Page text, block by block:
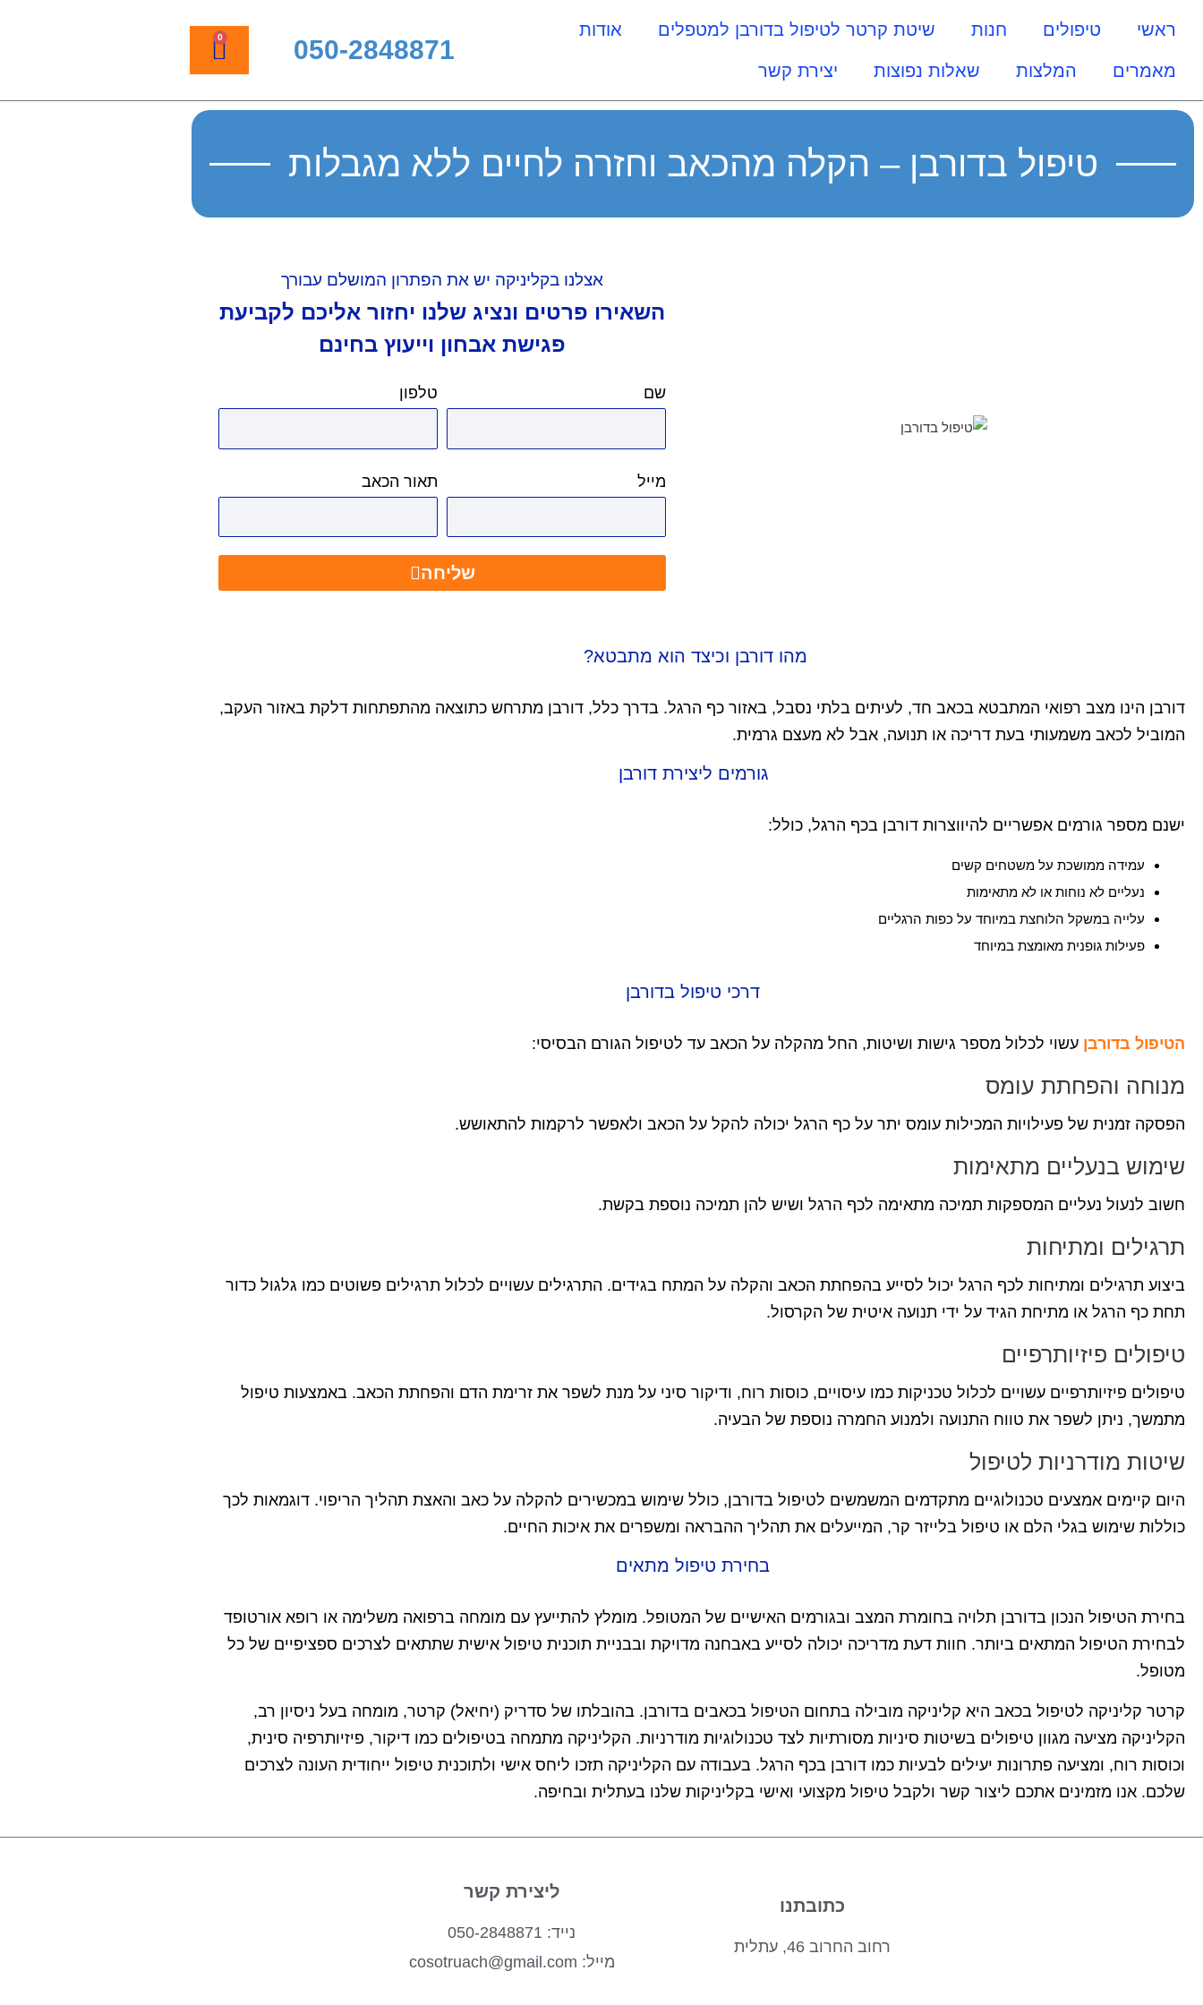
ראשי טיפולים חנות שיטת קרטר לטיפול בדורבן למטפלים אודות
מאמרים המלצות שאלות נפוצות יצירת קשר
050-2848871
0
טיפול בדורבן – הקלה מהכאב וחזרה לחיים ללא מגבלות
אצלנו בקליניקה יש את הפתרון המושלם עבורך
השאירו פרטים ונציג שלנו יחזור אליכם לקביעת
פגישת אבחון וייעוץ בחינם
שם טלפון
מייל תאור הכאב
שליחה
מהו דורבן וכיצד הוא מתבטא?
דורבן הינו מצב רפואי המתבטא בכאב חד, לעיתים בלתי נסבל, באזור כף הרגל. בדרך כלל, דורבן מתרחש כתוצאה מהתפתחות דלקת באזור העקב,
המוביל לכאב משמעותי בעת דריכה או תנועה, אבל לא מעצם גרמית.
גורמים ליצירת דורבן
ישנם מספר גורמים אפשריים להיווצרות דורבן בכף הרגל, כולל:
עמידה ממושכת על משטחים קשים
נעליים לא נוחות או לא מתאימות
עלייה במשקל הלוחצת במיוחד על כפות הרגליים
פעילות גופנית מאומצת במיוחד
דרכי טיפול בדורבן
הטיפול בדורבן עשוי לכלול מספר גישות ושיטות, החל מהקלה על הכאב עד לטיפול הגורם הבסיסי:
מנוחה והפחתת עומס
הפסקה זמנית של פעילויות המכילות עומס יתר על כף הרגל יכולה להקל על הכאב ולאפשר לרקמות להתאושש.
שימוש בנעליים מתאימות
חשוב לנעול נעליים המספקות תמיכה מתאימה לכף הרגל ושיש להן תמיכה נוספת בקשת.
תרגילים ומתיחות
ביצוע תרגילים ומתיחות לכף הרגל יכול לסייע בהפחתת הכאב והקלה על המתח בגידים. התרגילים עשויים לכלול תרגילים פשוטים כמו גלגול כדור
תחת כף הרגל או מתיחת הגיד על ידי תנועה איטית של הקרסול.
טיפולים פיזיותרפיים
טיפולים פיזיותרפיים עשויים לכלול טכניקות כמו עיסויים, כוסות רוח, ודיקור סיני על מנת לשפר את זרימת הדם והפחתת הכאב. באמצעות טיפול
מתמשך, ניתן לשפר את טווח התנועה ולמנוע החמרה נוספת של הבעיה.
שיטות מודרניות לטיפול
היום קיימים אמצעים טכנולוגיים מתקדמים המשמשים לטיפול בדורבן, כולל שימוש במכשירים להקלה על כאב והאצת תהליך הריפוי. דוגמאות לכך
כוללות שימוש בגלי הלם או טיפול בלייזר קר, המייעלים את תהליך ההבראה ומשפרים את איכות החיים.
בחירת טיפול מתאים
בחירת הטיפול הנכון בדורבן תלויה בחומרת המצב ובגורמים האישיים של המטופל. מומלץ להתייעץ עם מומחה ברפואה משלימה או רופא אורטופד
לבחירת הטיפול המתאים ביותר. חוות דעת מדריכה יכולה לסייע באבחנה מדויקת ובבניית תוכנית טיפול אישית שתתאים לצרכים ספציפיים של כל
מטופל.
קרטר קליניקה לטיפול בכאב היא קליניקה מובילה בתחום הטיפול בכאבים בדורבן. בהובלתו של סדריק (יחיאל) קרטר, מומחה בעל ניסיון רב,
הקליניקה מציעה מגוון טיפולים בשיטות סיניות מסורתיות לצד טכנולוגיות מודרניות. הקליניקה מתמחה בטיפולים כמו דיקור, פיזיותרפיה סינית,
וכוסות רוח, ומציעה פתרונות יעילים לבעיות כמו דורבן בכף הרגל. בעבודה עם הקליניקה תזכו ליחס אישי ולתוכנית טיפול ייחודית העונה לצרכים
שלכם. אנו מזמינים אתכם ליצור קשר ולקבל טיפול מקצועי ואישי בקליניקות שלנו בעתלית ובחיפה.
כתובתנו
רחוב החרוב 46, עתלית
ליצירת קשר
נייד: 050-2848871
מייל: cosotruach@gmail.com